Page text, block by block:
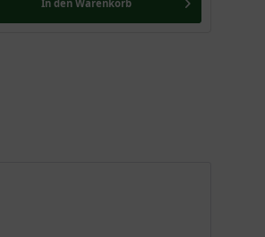
In den Warenkorb